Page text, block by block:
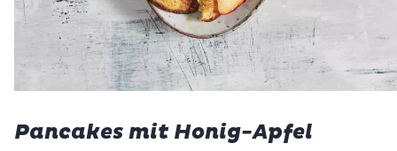
Pancakes mit Honig-Apfel